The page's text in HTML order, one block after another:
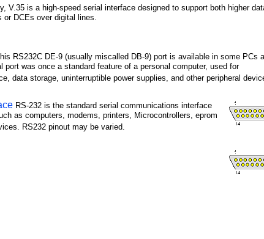
V.35 is a high-speed serial interface designed to support both higher
DCEs over digital lines.
RS232C DE-9 (usually miscalled DB-9) port is available in some PCs
port was once a standard feature of a personal computer, used for
data storage, uninterruptible power supplies, and other peripheral
RS-232 is the standard serial communications interface
as computers, modems, printers, Microcontrollers, eprom
RS232 pinout may be varied.